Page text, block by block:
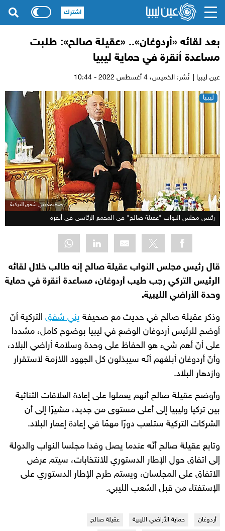
بعد لقائه «أردوغان».. «عقيلة صالح»: طلبت
مساعدة أنقرة في حماية ليبيا
عين ليبيا | نُشر: الخميس،
ليبيا
صحيفة يني شفق التركية
رئيس مجلس النواب "عقيلة صالح" في المجمع الرئاسي في أنقرة
قال رئيس مجلس النواب عقيلة صالح إنه طالب خلال لقائه
الرئيس التركي رجب طيب أردوغان، مساعدة أنقرة في حماية
وحدة الأراضي الليبية.
وذكر عقيلة صالح في حديث مع صحيفة يني شفق التركية أنّ
أوضح للرئيس أردوغان الوضع في ليبيا بوضوح كامل، مشددا
على أنّ أهم شيء هو الحفاظ على وحدة وسلامة أراضي البلاد،
وأنّ أردوغان أبلغهم أنّه سيبذلون كل الجهود اللازمة لاستقرار
وازدهار البلاد.
وأوضح عقيلة صالح أنهم يعملوا على إعادة العلاقات الثنائية
بين تركيا وليبيا إلى أعلى مستوى من جديد، مشيرًا إلى أن
الشركات التركية ستلعب دورًا مهمًا في إعادة إعمار البلاد.
وتابع عقيلة صالح أنّه عندما يصل وفدا مجلسا النواب والدولة
إلى اتفاق حول الإطار الدستوري للانتخابات، سيتم عرض
الاتفاق على المجلسان، ويستم طرح الإطار الدستوري على
الإستفتاء من قبل الشعب الليبي.
أردوغان حماية الأراضي الليبية
عقيلة صالح
اشترك